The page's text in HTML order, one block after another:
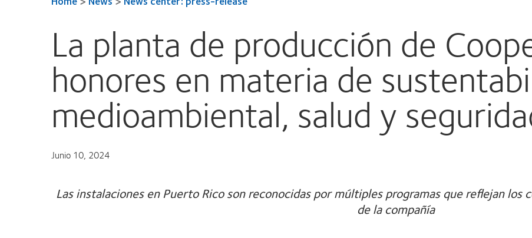
La planta de producción de
honores en materia de
medioambiental, salud y
Junio 10, 2024
Las instalaciones en Puerto Rico son reconocidas por múltiples programas que reflejan
de la compañía